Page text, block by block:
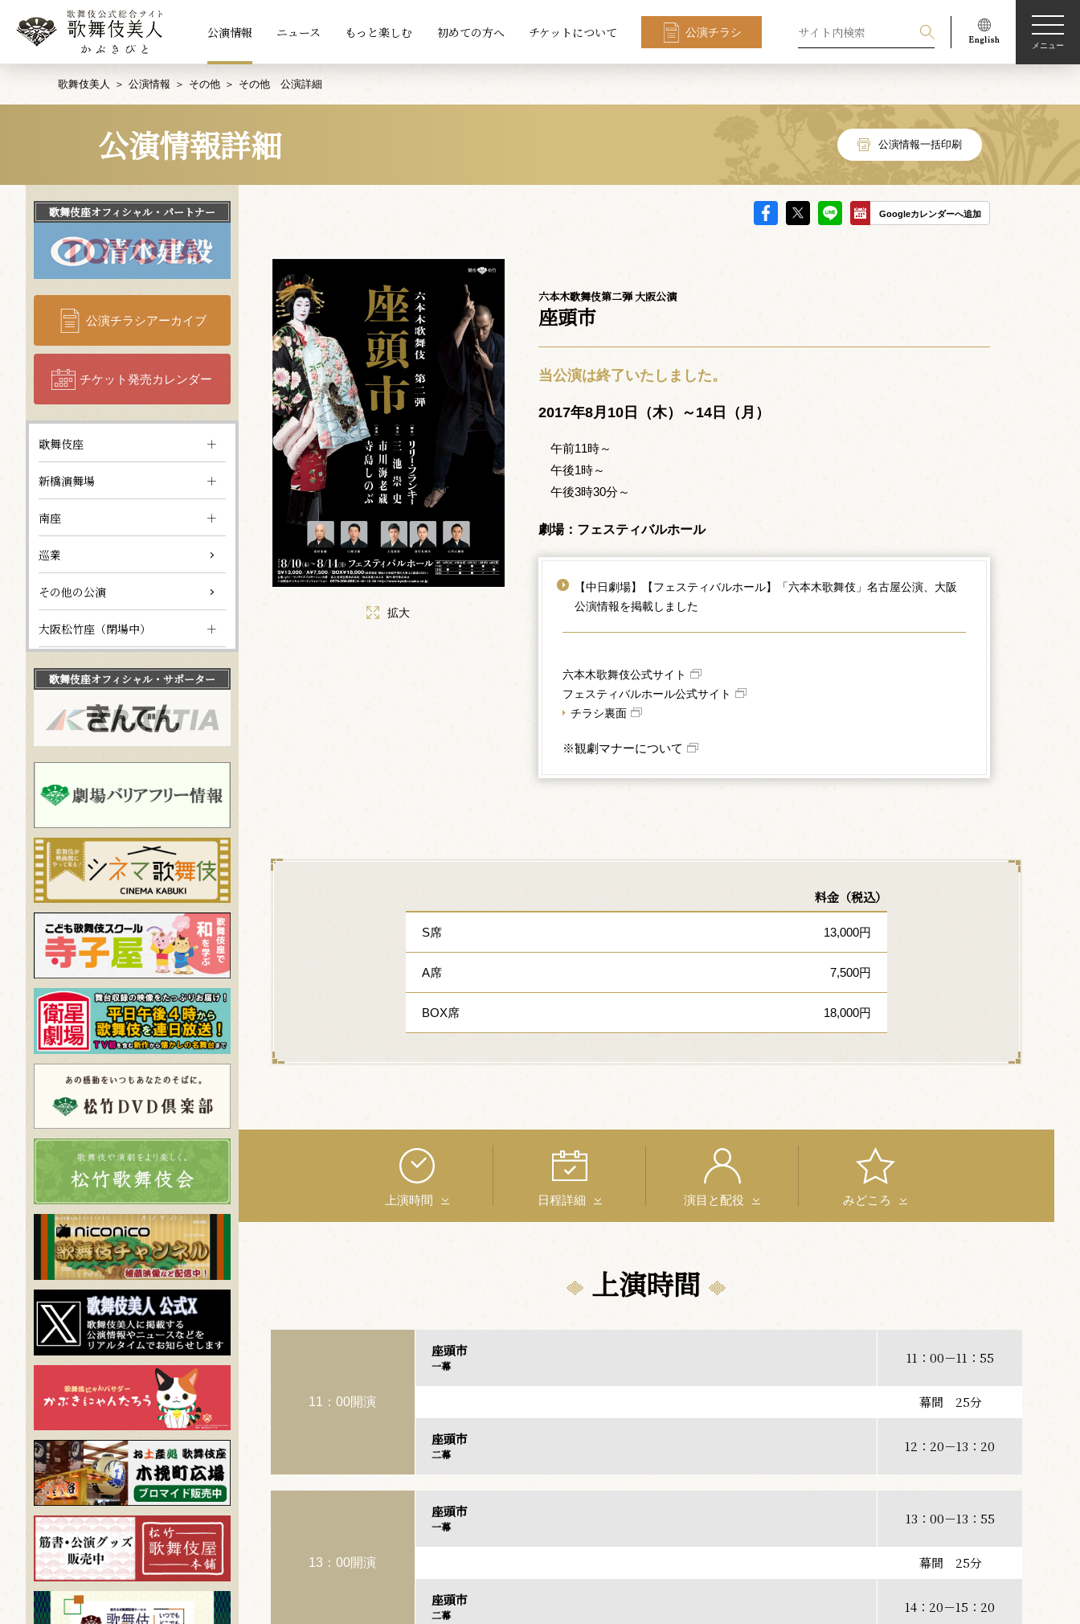
公演情報 ニュース もっと楽しむ 初めての方へ チケットについて 公演チラシ
メニュー
歌舞伎美人 公演情報 その他 その他 公演詳細
公演情報詳細 公演情報一括印刷
Googleカレンダーへ追加
拡大
六本木歌舞伎第二弾 大阪公演
座頭市
当公演は終了いたしました。
2017年8月10日（木）～14日（月）
午前11時～
午後1時～
午後3時30分～
劇場：フェスティバルホール
【中日劇場】【フェスティバルホール】「六本木歌舞伎」名古屋公演、大阪
公演情報を掲載しました
六本木歌舞伎公式サイト
フェスティバルホール公式サイト
チラシ裏面
※観劇マナーについて
料金（税込）
S席 13,000円
A席 7,500円
BOX席 18,000円
上演時間 日程詳細 演目と配役 みどころ
上演時間
11：00開演
座頭市
一幕 11：00－11：55
幕間 25分
座頭市
二幕 12：20－13：20
13：00開演
座頭市
一幕 13：00－13：55
幕間 25分
座頭市
二幕 14：20－15：20
歌舞伎座オフィシャル・パートナー
公演チラシアーカイブ
チケット発売カレンダー
歌舞伎座
新橋演舞場
南座
巡業
その他の公演
大阪松竹座（閉場中）
歌舞伎座オフィシャル・サポーター